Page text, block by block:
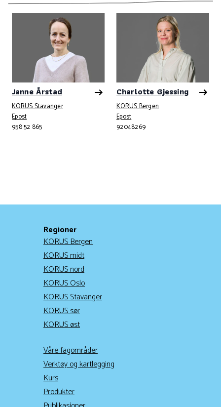
Janne Årstad
KORUS Stavanger
EpostTelefonnummer
958 52 865
Charlotte Gjessing
KORUS Bergen
EpostTelefonnummer
92048269
Regioner
KORUS Bergen
KORUS midt
KORUS nord
KORUS Oslo
KORUS Stavanger
KORUS sør
KORUS øst
Våre fagområder
Verktøy og kartlegging
Kurs
Produkter